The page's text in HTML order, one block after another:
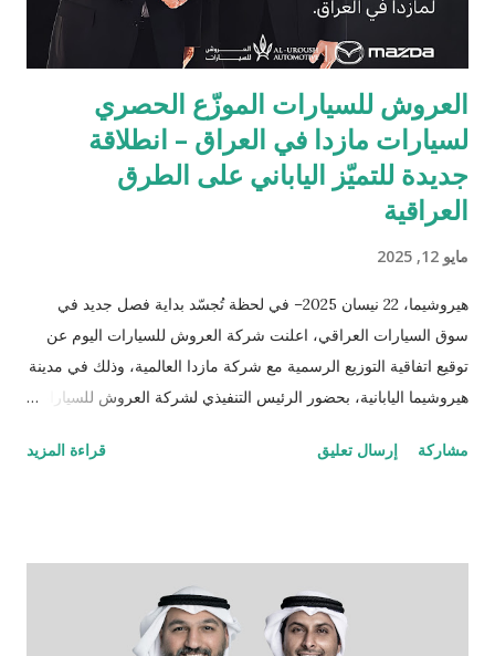
العروش للسيارات الموزّع الحصري
لسيارات مازدا في العراق – انطلاقة
جديدة للتميّز الياباني على الطرق
العراقية
مايو 12, 2025
هيروشيما، 22 نيسان 2025– في لحظة تُجسّد بداية فصل جديد في
سوق السيارات العراقي، اعلنت شركة العروش للسيارات اليوم عن
توقيع اتفاقية التوزيع الرسمية مع شركة مازدا العالمية، وذلك في مدينة
هيروشيما اليابانية، بحضور الرئيس التنفيذي لشركة العروش للسيارات
للمبيعات والتسويق العالمي لشركة مازدا. وبموجب هذه الشراكة،
والاعتمادية، والمصمّمة خصيصاً لتناسب أجواء واحتياجات الشرق
الأوسط. تبدأ المرحلة الأولى بإطلاق مركزين متكاملين يشملان مبيعات
وخدمات ما بعد البيع وقطع الغيار في بغداد والسليمانية، كخطوة أولى
مشاركة إرسال تعليق قراءة المزيد